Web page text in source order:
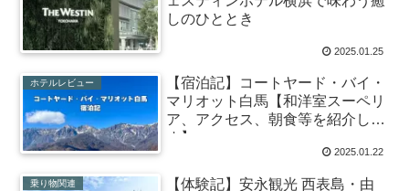
しのひととき
2025.01.25
ホテルレビュー
【宿泊記】コートヤード・バイ・
マリオット白馬【和洋室スーペリ
ア、アクセス、朝食等を紹介しま
す】
2025.01.22
乗り物関連 【体験記】安永観光 西表島・由